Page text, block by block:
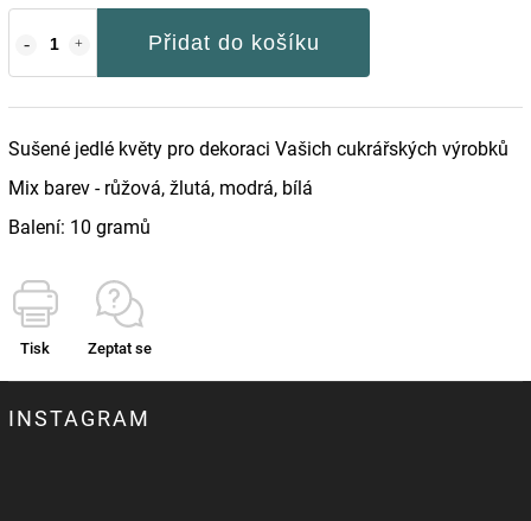
Přidat do košíku
Sušené jedlé květy pro dekoraci Vašich cukrářských výrobků
Mix barev - růžová, žlutá, modrá, bílá
Balení: 10 gramů
Tisk Zeptat se
INSTAGRAM